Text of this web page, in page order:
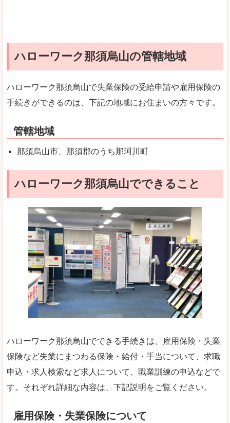
ハローワーク那須烏山の管轄地域
ハローワーク那須烏山で失業保険の受給申請や雇用保険の
手続きができるのは、下記の地域にお住まいの方々です。
管轄地域
那須烏山市、那須郡のうち那珂川町
ハローワーク那須烏山でできること
ハローワーク那須烏山でできる手続きは、雇用保険・失業
保険など失業にまつわる保険・給付・手当について、求職
申込・求人検索など求人について、職業訓練の申込などで
す。それぞれ詳細な内容は、下記説明をご覧ください。
雇用保険・失業保険について